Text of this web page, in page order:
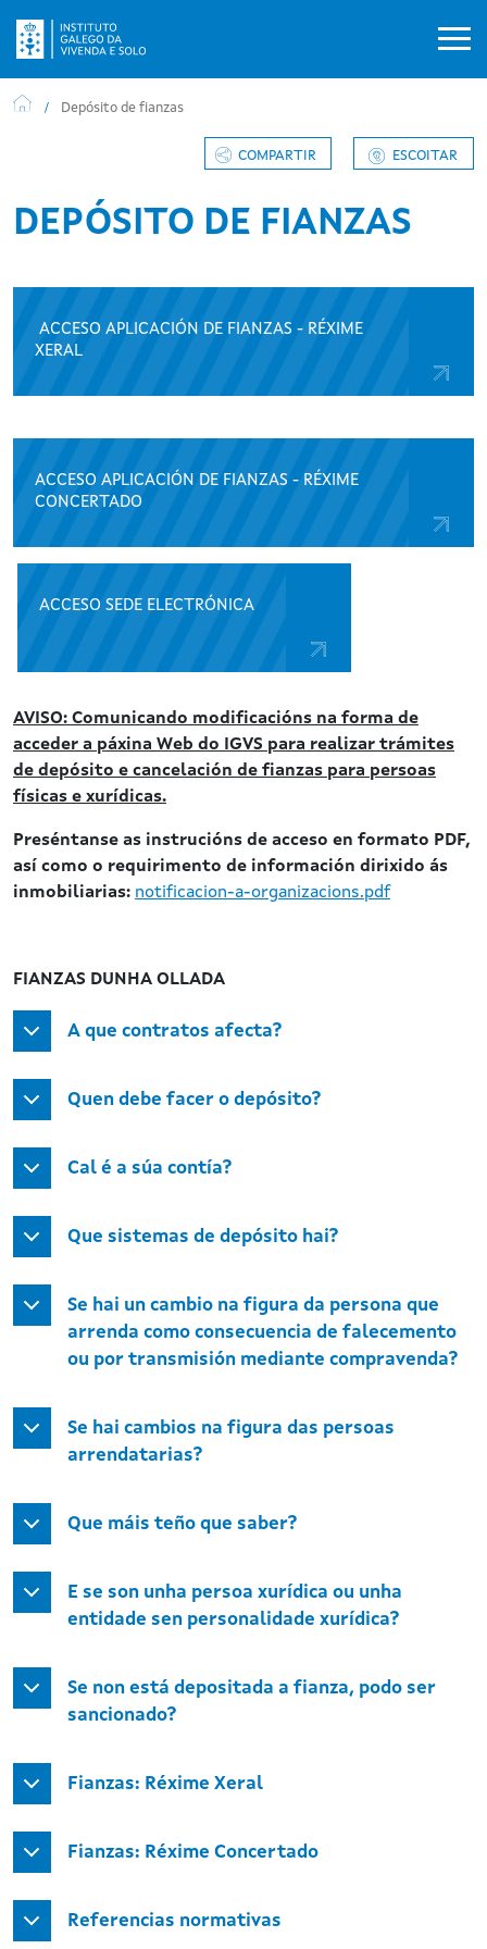
Depósito de fianzas
DEPÓSITO DE FIANZAS
COMPARTIR ESCOITAR
ACCESO APLICACIÓN DE FIANZAS - RÉXIME
XERAL
ACCESO APLICACIÓN DE FIANZAS - RÉXIME
CONCERTADO
ACCESO SEDE ELECTRÓNICA
AVISO: Comunicando modificacións na forma de
acceder a páxina Web do IGVS para realizar trámites
de depósito e cancelación de fianzas para persoas
físicas e xurídicas.
Preséntanse as instrucións de acceso en formato PDF,
así como o requirimento de información dirixido ás
inmobiliarias: notificacion-a-organizacions.pdf
FIANZAS DUNHA OLLADA
A que contratos afecta?
Quen debe facer o depósito?
Cal é a súa contía?
Que sistemas de depósito hai?
Se hai un cambio na figura da persona que
arrenda como consecuencia de falecemento
ou por transmisión mediante compravenda?
Se hai cambios na figura das persoas
arrendatarias?
Que máis teño que saber?
E se son unha persoa xurídica ou unha
entidade sen personalidade xurídica?
Se non está depositada a fianza, podo ser
sancionado?
Fianzas: Réxime Xeral
Fianzas: Réxime Concertado
Referencias normativas